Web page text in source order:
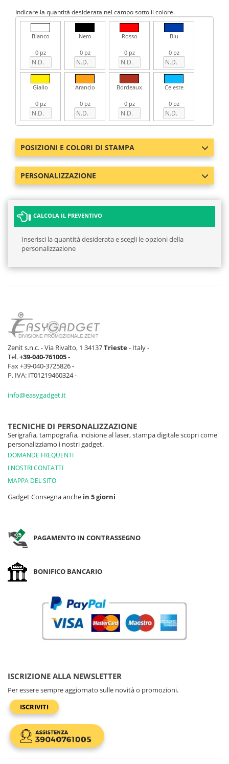
Indicare la quantità desiderata nel campo sotto il colore.
Bianco
0 pz
Nero
0 pz
Rosso
0 pz
Blu
0 pz
Giallo
0 pz
Arancio
0 pz
Bordeaux
0 pz
Celeste
0 pz
POSIZIONI E COLORI DI STAMPA
PERSONALIZZAZIONE
CALCOLA IL PREVENTIVO
Inserisci la quantità desiderata e scegli le opzioni della
personalizzazione
Zenit s.n.c. - Via Rivalto, 1 34137Trieste- Italy -
Tel.+39-040-761005-
Fax +39-040-3725826 -
P. IVA: IT01219460324 -
info@easygadget.it
TECNICHE DI PERSONALIZZAZIONE
Serigrafia, tampografia, incisione al laser, stampa digitale scopri come
personalizziamo i nostri gadget.
DOMANDE FREQUENTI
I NOSTRI CONTATTI
MAPPA DEL SITO
Gadget Consegna anche in 5 giorni
PAGAMENTO IN CONTRASSEGNO
BONIFICO BANCARIO
ISCRIZIONE ALLA NEWSLETTER
Per essere sempre aggiornato sulle novità o promozioni.
ISCRIVITI